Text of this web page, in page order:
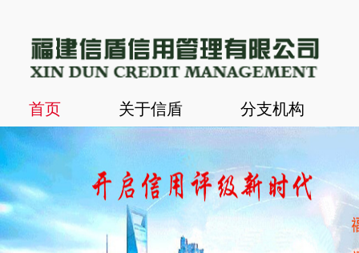
首页 关于信盾 分支机构